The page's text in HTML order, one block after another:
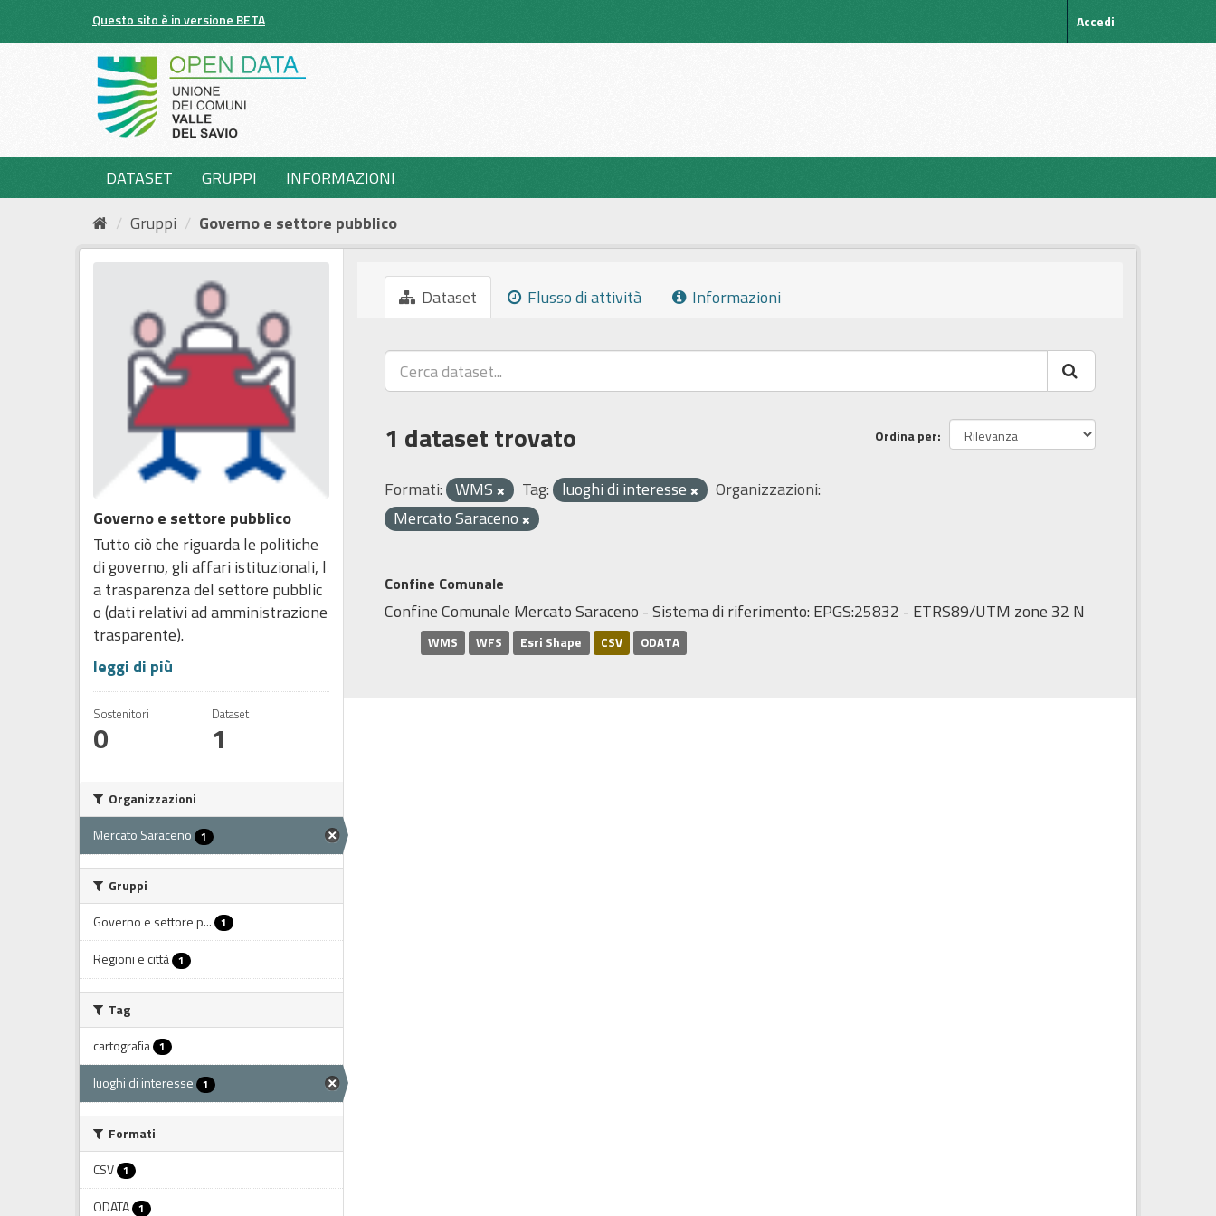
Questo sito è in versione BETA Accedi
DATASET GRUPPI
INFORMAZIONI
Gruppi
Governo e settore pubblico
Governo e settore pubblico
Tutto ciò che riguarda le politiche
di governo, gli affari istituzionali, l
a trasparenza del settore pubblic
o (dati relativi ad amministrazione
trasparente).
leggi di più
Sostenitori
0
Dataset
1
Organizzazioni
Mercato Saraceno 1
Gruppi
Governo e settore p... 1
Regioni e città 1
Tag
cartografia 1
luoghi di interesse 1
Formati
CSV 1
ODATA 1
Dataset Flusso di attività Informazioni
Ordina per
1 dataset trovato
Formati: WMS Tag: luoghi di interesse
Organizzazioni:
Mercato Saraceno
Confine Comunale
Confine Comunale Mercato Saraceno - Sistema di riferimento: EPGS:25832 - ETRS89/UTM zone 32 N
WMS WFS Esri Shape CSV ODATA